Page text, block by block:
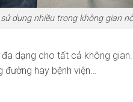
dụng nhiều trong không gian
dạng cho tất cả không
hay bệnh viện…